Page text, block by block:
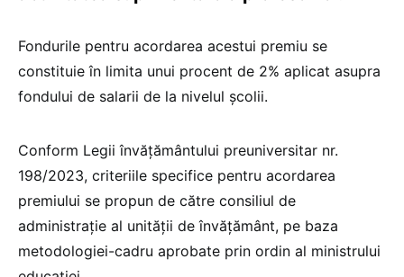
Fondurile pentru acordarea acestui premiu se
constituie în limita unui procent de 2% aplicat asupra
fondului de salarii de la nivelul școlii.
Conform Legii învățământului preuniversitar nr.
198/2023, criteriile specifice pentru acordarea
premiului se propun de către consiliul de
administrație al unității de învățământ, pe baza
metodologiei-cadru aprobate prin ordin al ministrului